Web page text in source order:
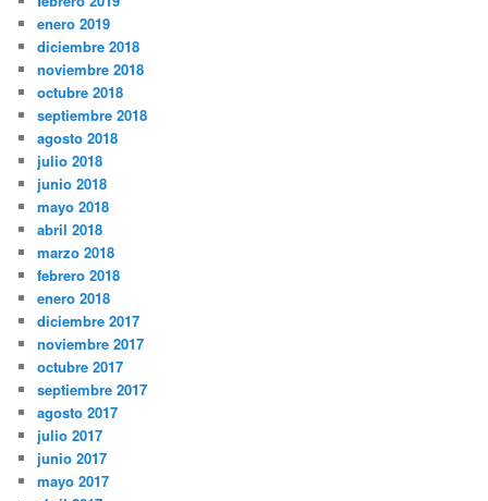
enero 2019
diciembre 2018
noviembre 2018
octubre 2018
septiembre 2018
agosto 2018
julio 2018
junio 2018
mayo 2018
abril 2018
marzo 2018
febrero 2018
enero 2018
diciembre 2017
noviembre 2017
octubre 2017
septiembre 2017
agosto 2017
julio 2017
junio 2017
mayo 2017